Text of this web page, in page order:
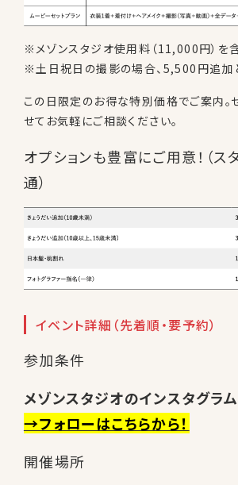
※メゾンスタジオ使用料（11,000円）を含
※土日祝日の撮影の場合、5,500円追加
この日限定のお得な特別価格でご案内。
せてお気軽にご相談ください。
オプションも豊富にご用意！（ス
通）
イベント詳細（先着順・要予約）
参加条件
メゾンスタジオのインスタグラ
→フォローはこちらから！
開催場所